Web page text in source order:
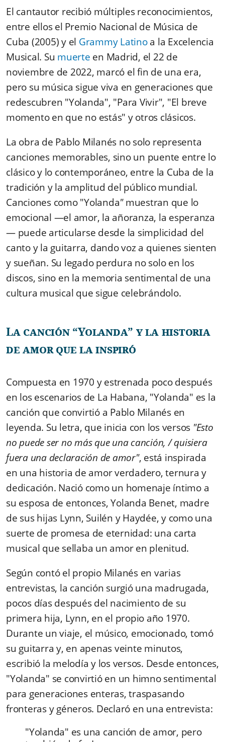
El cantautor recibió múltiples reconocimientos,
entre ellos el Premio Nacional de Música de
Cuba (2005) y el Grammy Latinoa la Excelencia
Musical. Su muerte en Madrid, el 22 de
noviembre de 2022, marcó el fin de una era,
pero su música sigue viva en generaciones que
redescubren "Yolanda", "Para Vivir", "El breve
momento en que no estás" y otros clásicos.
La obra de Pablo Milanés no solo representa
canciones memorables, sino un puente entre lo
clásico y lo contemporáneo, entre la Cuba de la
tradición y la amplitud del público mundial.
Canciones como "Yolanda"muestran que lo
emocional —el amor, la añoranza, la esperanza
— puede articularse desde la simplicidad del
canto y la guitarra, dando voz a quienes sienten
y sueñan. Su legado perdura no solo en los
discos, sino en la memoria sentimental de una
cultura musical que sigue celebrándolo.
La canción “Yolanda” y la historia
de amor que la inspiró
Compuesta en 1970 y estrenada poco después
en los escenarios de La Habana, "Yolanda" es la
canción que convirtió a Pablo Milanés en
leyenda. Su letra, que inicia con los versos "Esto
no puede ser no más que una canción, / quisiera
fuera una declaración de amor", está inspirada
en una historia de amor verdadero, ternura y
dedicación. Nació como un homenaje íntimo a
su esposa de entonces, Yolanda Benet, madre
de sus hijas Lynn, Suilén y Haydée, y como una
suerte de promesa de eternidad: una carta
musical que sellaba un amor en plenitud.
Según contó el propio Milanés en varias
entrevistas, la canción surgió una madrugada,
pocos días después del nacimiento de su
primera hija, Lynn, en el propio año 1970.
Durante un viaje, el músico, emocionado, tomó
su guitarra y, en apenas veinte minutos,
escribió la melodía y los versos. Desde entonces,
"Yolanda" se convirtió en un himno sentimental
para generaciones enteras, traspasando
fronteras y géneros. Declaró en una entrevista:
"Yolanda" es una canción de amor, pero